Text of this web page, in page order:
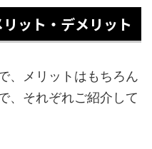
ット・デメリット
、メリットはもちろん
、それぞれご紹介して